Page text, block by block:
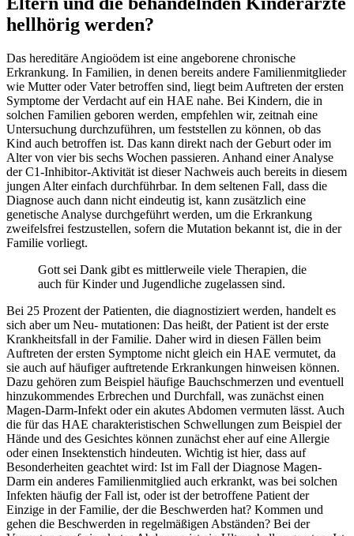
hellhörig werden?
Das hereditäre Angioödem ist eine angeborene chronische
Erkrankung. In Familien, in denen bereits andere Familienmitglieder
wie Mutter oder Vater betroffen sind, liegt beim Auftreten der ersten
Symptome der Verdacht auf ein HAE nahe. Bei Kindern, die in
solchen Familien geboren werden, empfehlen wir, zeitnah eine
Untersuchung durchzuführen, um feststellen zu können, ob das
Kind auch betroffen ist. Das kann direkt nach der Geburt oder im
Alter von vier bis sechs Wochen passieren. Anhand einer Analyse
der C1-Inhibitor-Aktivität ist dieser Nachweis auch bereits in diesem
jungen Alter einfach durchführbar. In dem seltenen Fall, dass die
Diagnose auch dann nicht eindeutig ist, kann zusätzlich eine
genetische Analyse durchgeführt werden, um die Erkrankung
zweifelsfrei festzustellen, sofern die Mutation bekannt ist, die in der
Familie vorliegt.
Gott sei Dank gibt es mittlerweile viele Therapien, die
auch für Kinder und Jugendliche zugelassen sind.
Bei 25 Prozent der Patienten, die diagnostiziert werden, handelt es
sich aber um Neu- mutationen: Das heißt, der Patient ist der erste
Krankheitsfall in der Familie. Daher wird in diesen Fällen beim
Auftreten der ersten Symptome nicht gleich ein HAE vermutet, da
sie auch auf häufiger auftretende Erkrankungen hinweisen können.
Dazu gehören zum Beispiel häufige Bauchschmerzen und eventuell
hinzukommendes Erbrechen und Durchfall, was zunächst einen
Magen-Darm-Infekt oder ein akutes Abdomen vermuten lässt. Auch
die für das HAE charakteristischen Schwellungen zum Beispiel der
Hände und des Gesichtes können zunächst eher auf eine Allergie
oder einen Insektenstich hindeuten. Wichtig ist hier, dass auf
Besonderheiten geachtet wird: Ist im Fall der Diagnose Magen-
Darm ein anderes Familienmitglied auch erkrankt, was bei solchen
Infekten häufig der Fall ist, oder ist der betroffene Patient der
Einzige in der Familie, der die Beschwerden hat? Kommen und
gehen die Beschwerden in regelmäßigen Abständen? Bei der